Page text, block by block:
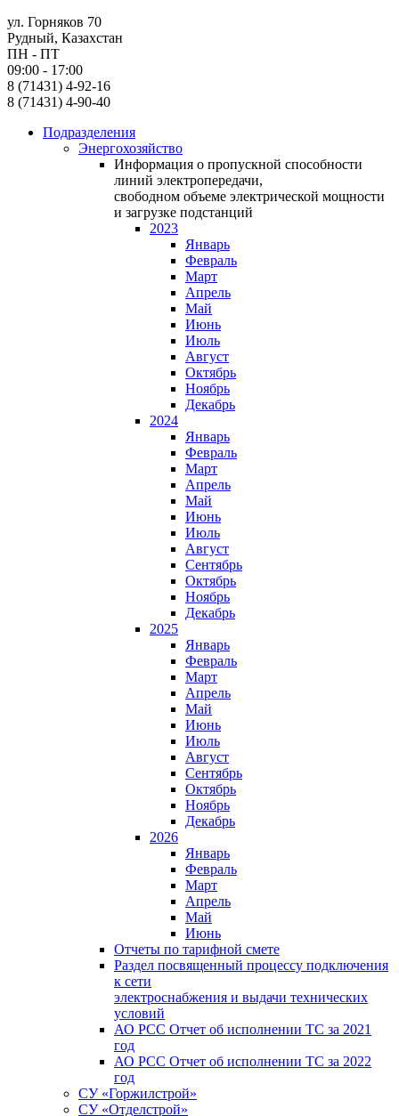
ул. Горняков 70
Рудный, Казахстан
ПН - ПТ
09:00 - 17:00
8 (71431) 4-92-16
8 (71431) 4-90-40
Подразделения
Энергохозяйство
Информация о пропускной способности
линий электропередачи,
свободном объеме электрической мощности
и загрузке подстанций
2023
Январь
Февраль
Март
Апрель
Май
Июнь
Июль
Август
Октябрь
Ноябрь
Декабрь
2024
Январь
Февраль
Март
Апрель
Май
Июнь
Июль
Август
Сентябрь
Октябрь
Ноябрь
Декабрь
2025
Январь
Февраль
Март
Апрель
Май
Июнь
Июль
Август
Сентябрь
Октябрь
Ноябрь
Декабрь
2026
Январь
Февраль
Март
Апрель
Май
Июнь
Отчеты по тарифной смете
Раздел посвященный процессу подключения
к сети
электроснабжения и выдачи технических
условий
АО РСС Отчет об исполнении ТС за 2021
год
АО РСС Отчет об исполнении ТС за 2022
год
СУ «Горжилстрой»
СУ «Отделстрой»